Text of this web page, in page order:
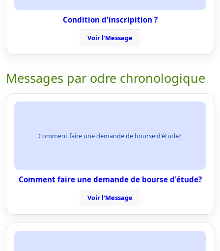
Condition d'inscripition ?
Voir l'Message
Messages par odre chronologique
Comment faire une demande de bourse d'étude?
Comment faire une demande de bourse d'étude?
Voir l'Message